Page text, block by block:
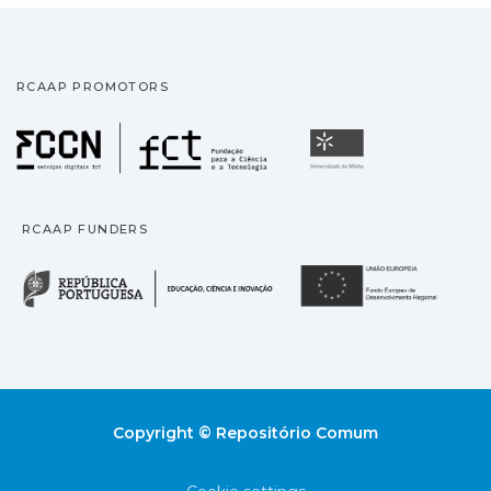
RCAAP PROMOTORS
Fundação para a
RCAAP FUNDERS
República Portuguesa
Copyright © Repositório Comum